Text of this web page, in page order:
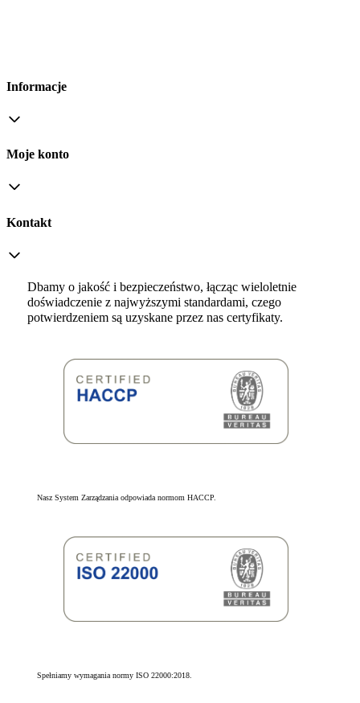
Informacje
Moje konto
Kontakt
Dbamy o jakość i bezpieczeństwo, łącząc wieloletnie
doświadczenie z najwyższymi standardami, czego
potwierdzeniem są uzyskane przez nas certyfikaty.
Nasz System Zarządzania odpowiada normom HACCP.
Spełniamy wymagania normy ISO 22000:2018.